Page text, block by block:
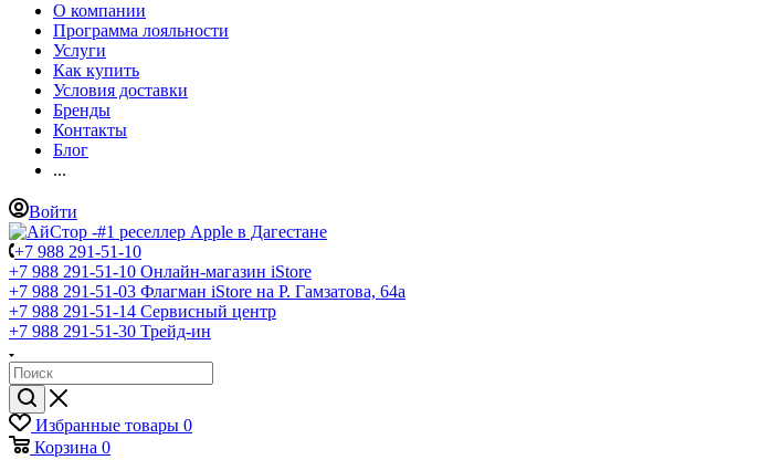
О компании
Программа лояльности
Услуги
Как купить
Условия доставки
Бренды
Контакты
Блог
...
Войти
+7 988 291-51-10
+7 988 291-51-10 Онлайн-магазин iStore
+7 988 291-51-03 Флагман iStore на Р. Гамзатова, 64а
+7 988 291-51-14 Сервисный центр
+7 988 291-51-30 Трейд-ин
Избранные товары 0
Корзина 0